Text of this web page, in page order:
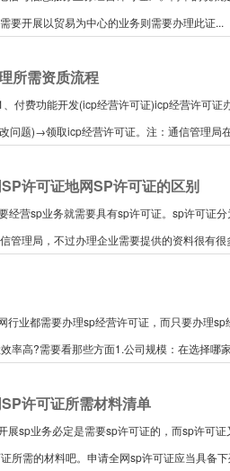
要开展以贸易为中心的业务则需要办理此证...
所需资质流程
、付费功能开发(icp经营许可证)icp经营许可
问题)→领取icp经营许可证。注：通信管理局
许可证地网SP许可证的区别
经营sp业务就需要具有sp许可证。sp许可证
管理局，不过办理企业需要提供的资料很有很
行业都需要办理sp经营许可证，而只要办理
率高?需要看那些方面1.公司规模：在选择哪
许可证所需材料清单
展sp业务必定是需要sp许可证的，而sp许可
所需的材料吧。申请全网sp许可证应当具备下